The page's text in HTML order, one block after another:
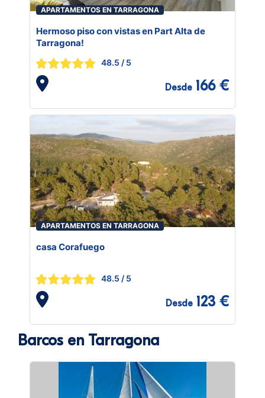
APARTAMENTOS EN TARRAGONA
Hermoso piso con vistas en Part Alta de
Tarragona!
48.5 / 5
Desde 166 €
APARTAMENTOS EN TARRAGONA
casa Corafuego
48.5 / 5
Desde 123 €
Barcos en Tarragona